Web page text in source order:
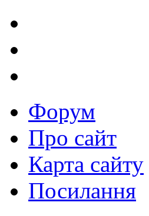
Форум
Про сайт
Карта сайту
Посилання